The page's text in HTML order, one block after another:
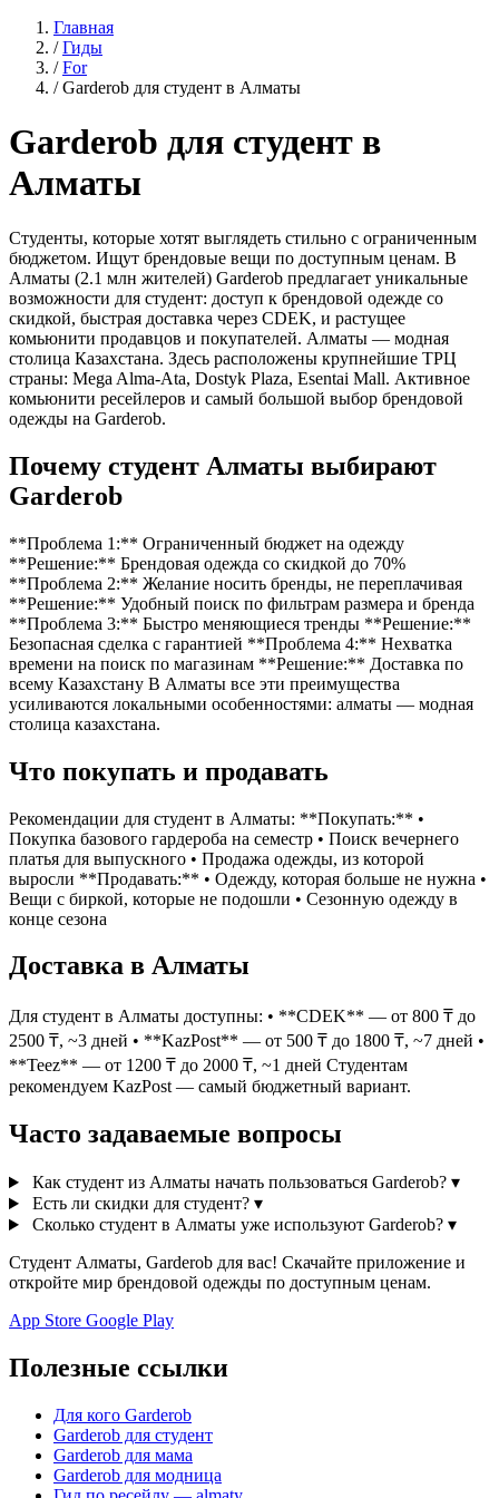
Главная
/ Гиды
/ For
/ Garderob для студент в Алматы
Garderob для студент в
Алматы
Студенты, которые хотят выглядеть стильно с ограниченным
бюджетом. Ищут брендовые вещи по доступным ценам. В
Алматы (2.1 млн жителей) Garderob предлагает уникальные
возможности для студент: доступ к брендовой одежде со
скидкой, быстрая доставка через CDEK, и растущее
комьюнити продавцов и покупателей. Алматы — модная
столица Казахстана. Здесь расположены крупнейшие ТРЦ
страны: Mega Alma-Ata, Dostyk Plaza, Esentai Mall. Активное
комьюнити ресейлеров и самый большой выбор брендовой
одежды на Garderob.
Почему студент Алматы выбирают
Garderob
**Проблема 1:** Ограниченный бюджет на одежду
**Решение:** Брендовая одежда со скидкой до 70%
**Проблема 2:** Желание носить бренды, не переплачивая
**Решение:** Удобный поиск по фильтрам размера и бренда
**Проблема 3:** Быстро меняющиеся тренды **Решение:**
Безопасная сделка с гарантией **Проблема 4:** Нехватка
времени на поиск по магазинам **Решение:** Доставка по
всему Казахстану В Алматы все эти преимущества
усиливаются локальными особенностями: алматы — модная
столица казахстана.
Что покупать и продавать
Рекомендации для студент в Алматы: **Покупать:** •
Покупка базового гардероба на семестр • Поиск вечернего
платья для выпускного • Продажа одежды, из которой
выросли **Продавать:** • Одежду, которая больше не нужна •
Вещи с биркой, которые не подошли • Сезонную одежду в
конце сезона
Доставка в Алматы
Для студент в Алматы доступны: • **CDEK** — от 800 ₸ до
2500 ₸, ~3 дней • **KazPost** — от 500 ₸ до 1800 ₸, ~7 дней •
**Teez** — от 1200 ₸ до 2000 ₸, ~1 дней Студентам
рекомендуем KazPost — самый бюджетный вариант.
Часто задаваемые вопросы
Как студент из Алматы начать пользоваться Garderob? ▾
Есть ли скидки для студент? ▾
Сколько студент в Алматы уже используют Garderob? ▾
Студент Алматы, Garderob для вас! Скачайте приложение и
откройте мир брендовой одежды по доступным ценам.
App Store Google Play
Полезные ссылки
Для кого Garderob
Garderob для студент
Garderob для мама
Garderob для модница